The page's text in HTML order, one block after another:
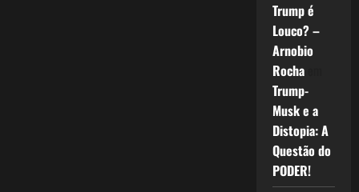
Trump é
Louco? –
Arnobio
Rochaem
Trump-
Musk e a
Distopia: A
Questão do
PODER!